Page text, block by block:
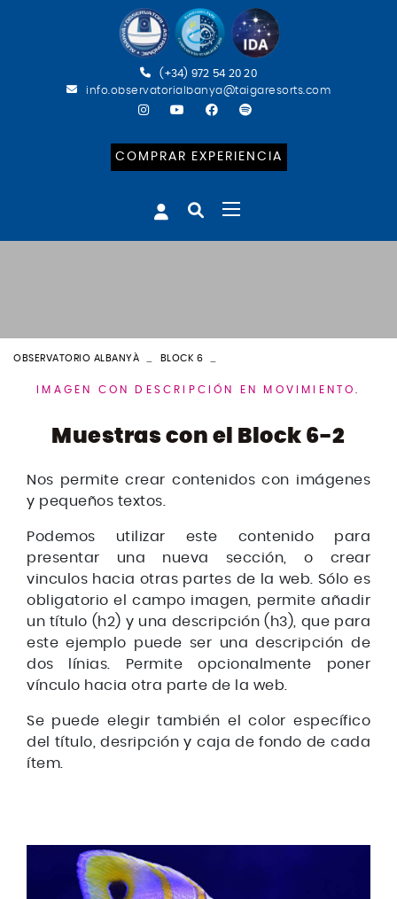
(+34) 972 54 20 20
info.observatorialbanya@taigaresorts.com
COMPRAR EXPERIENCIA
OBSERVATORIO ALBANYÀ BLOCK 6
IMAGEN CON DESCRIPCIÓN EN MOVIMIENTO.
Muestras con el Block 6-2
Nos permite crear contenidos con imágenes
y pequeños textos.
Podemos utilizar este contenido para
presentar una nueva sección, o crear
vinculos hacia otras partes de la web. Sólo es
obligatorio el campo imagen, permite añadir
un título (h2) y una descripción (h3), que para
este ejemplo puede ser una descripción de
dos línias. Permite opcionalmente poner
vínculo hacia otra parte de la web.
Se puede elegir también el color específico
del título, desripción y caja de fondo de cada
ítem.